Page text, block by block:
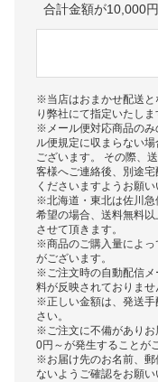
合計金額が10,000
※当店はおまかせ配送と
り弊社にて指定いたし
※メール便対応商品のみ
ル便規定に収まらない
ございます。 その際、
客様へご連絡後、別途
くださいますようお願い
※北海道・東北は佐川急
希望の場合、送料無料
させて頂きます。
※商品のご購入量によっ
がございます。
※ご注文時の自動配信メ
料が反映されておりませ
※正しい金額は、発送手
さい。
※ご注文に不備がありお
0円～が発生することが
※お届け先のお名前、郵
ないようご確認をお願い